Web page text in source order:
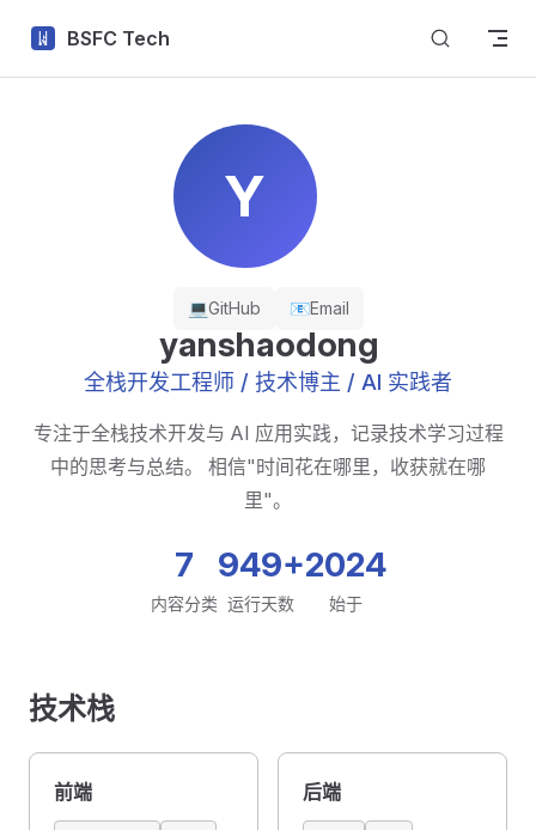
Skip to content
BSFC Tech
Y
💻GitHub 📧Email
yanshaodong
全栈开发工程师 / 技术博主 / AI 实践者
专注于全栈技术开发与 AI 应用实践，记录技术学习过程
中的思考与总结。 相信"时间花在哪里，收获就在哪
里"。
7
内容分类
949+
运行天数
2024
始于
技术栈
前端 后端